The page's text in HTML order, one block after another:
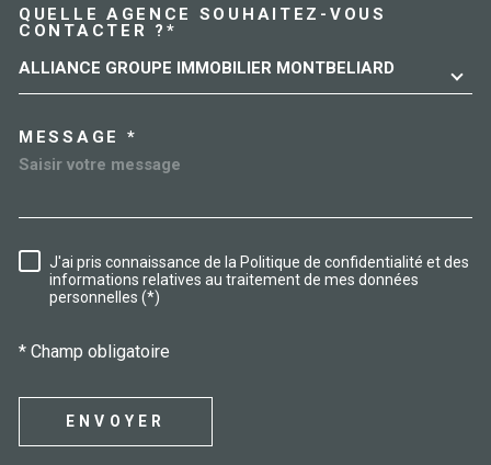
QUELLE AGENCE SOUHAITEZ-VOUS
CONTACTER ?*
ALLIANCE GROUPE IMMOBILIER MONTBELIARD
MESSAGE *
RÈGLEMENTATION
J'ai pris connaissance de la Politique de confidentialité et des
informations relatives au traitement de mes données
personnelles (*)
* Champ obligatoire
ENVOYER